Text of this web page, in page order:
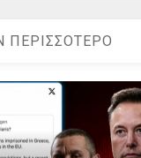
ΠΕΡΙΣΣΟΤΕΡΟ